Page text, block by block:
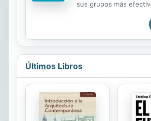
década de los
transmite el
sus grupos más
uno de los dieciocho
un aspecto distintivo y
liderazgo de grupos
lección incluye un
preguntas de
Internet y un
Este libro está repleto
valioso, diseñado para
hacer más y mejores
Jesucristo.
Últimos Libros